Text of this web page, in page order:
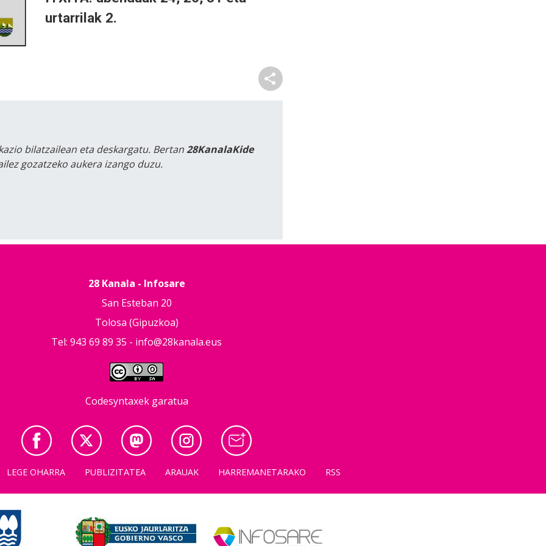
urtarrilak 2.
bilatzailean eta deskargatu. Bertan28KanalaKide
gozatzeko aukera izango duzu.
28 Kanala - Infosare
San Esteban 20
Tolosa (Gipuzkoa)
Tel: 943 69 89 35 - info@28kanala.eus
Codesyntaxek garatua
LEGE OHARRA PUBLIZITATEA ARAUAK HARREMANETARAKO RSS